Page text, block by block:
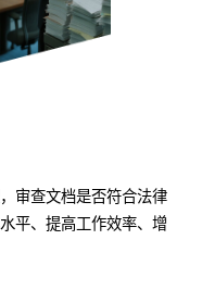
审查文档是否符合法律
平、提高工作效率、增